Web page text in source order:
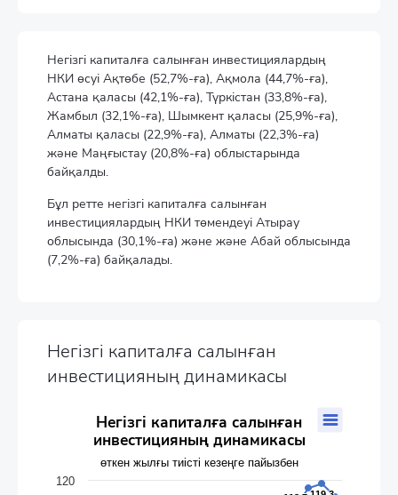
Негізгі капиталға салынған инвестициялардың
НКИ өсуі Ақтөбе (52,7%-ға), Ақмола (44,7%-ға),
Астана қаласы (42,1%-ға), Түркістан (33,8%-ға),
Жамбыл (32,1%-ға), Шымкент қаласы (25,9%-ға),
Алматы қаласы (22,9%-ға), Алматы (22,3%-ға)
және Маңғыстау (20,8%-ға) облыстарында
байқалды.
Бұл ретте негізгі капиталға салынған
инвестициялардың НКИ төмендеуі Атырау
облысында (30,1%-ға) және және Абай облысында
(7,2%-ға) байқалады.
Негізгі капиталға салынған
инвестицияның динамикасы
Негізгі капиталға салынған инвестицияның динамикасы
Line chart with 19 data points.
өткен жылғы тиісті кезеңге пайызбен
The chart has 1 X axis displaying categories.
Негізгі капиталға салынған
инвестицияның динамикасы
өткен жылғы тиісті кезеңге пайызбен
120